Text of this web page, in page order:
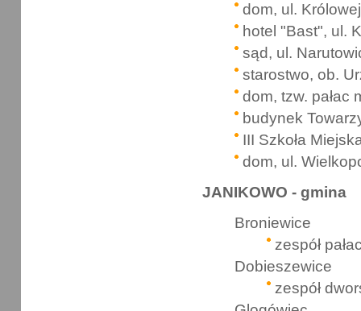
dom, ul.
hotel "Bast", ul.
sąd, ul.
starostwo, ob.
dom, tzw. pałac
budynek
III Szkoła
dom, ul.
JANIKOWO - gmina
Broniewice
zespół
Dobieszewice
zespół